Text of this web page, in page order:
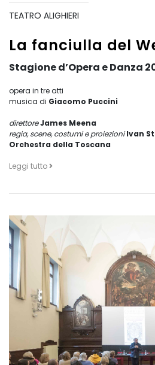
TEATRO ALIGHIERI
La fanciulla del
Stagione d’Opera e Danza
opera in tre atti
musica di Giacomo Puccini
direttoreJames Meena
regia, scene, costumi e proiezioni Ivan
Orchestra della Toscana
Leggi tutto